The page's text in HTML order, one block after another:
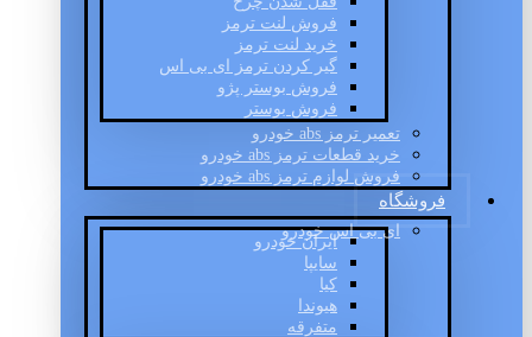
فروش لنت ترمز
خرید لنت ترمز
گیر کردن ترمز ای بی اس
فروش بوستر پژو
فروش بوستر
تعمیر ترمز abs خودرو
خرید قطعات ترمز abs خودرو
فروش لوازم ترمز abs خودرو
فروشگاه
ای بی اس خودرو
ایران خودرو
سایپا
کیا
هیوندا
متفرقه